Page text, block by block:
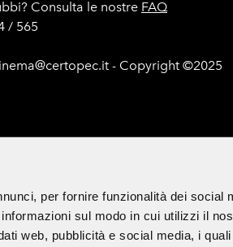
per fornire funzionalità dei social
sul modo in cui utilizzi il
web, pubblicità e social media, i quali
Consulta le nostre FAQ
/ 565
- Copyright ©2025
ogni finalità commerciale.